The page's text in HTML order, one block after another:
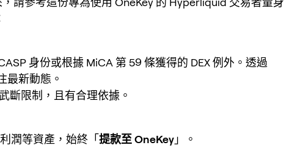
身份或根據 MiCA 第 59 條獲得的 DEX 例外。透過
最新動態。
斷限制，且有合理依據。
潤等資產，始終「提款至 OneKey 」。